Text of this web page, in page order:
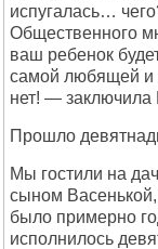
испугалась…
Общественного
ваш ребенок
самой любящей и
нет! —
Прошло
Мы гостили на
сыном
было примерно
исполнилось